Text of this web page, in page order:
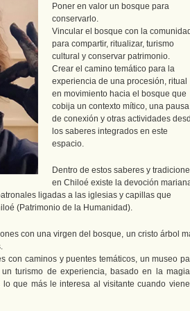
Poner en valor un bosque para
conservarlo.
Vincular el bosque con la
para compartir, ritualizar, turismo
cultural y conservar patrimonio.
Crear el camino temático para la
experiencia de una procesión, ritual
en movimiento hacia el bosque que
cobija un contexto mítico, una pausa
de conexión y otras actividades
los saberes integrados en este
espacio.
Dentro de estos saberes y
en Chiloé existe la devoción
ligadas a las iglesias y capillas que
(Patrimonio de la Humanidad).
con una virgen del bosque, un cristo árbol
con caminos y puentes temáticos, un museo
turismo de experiencia, basado en la
que más le interesa al visitante cuando